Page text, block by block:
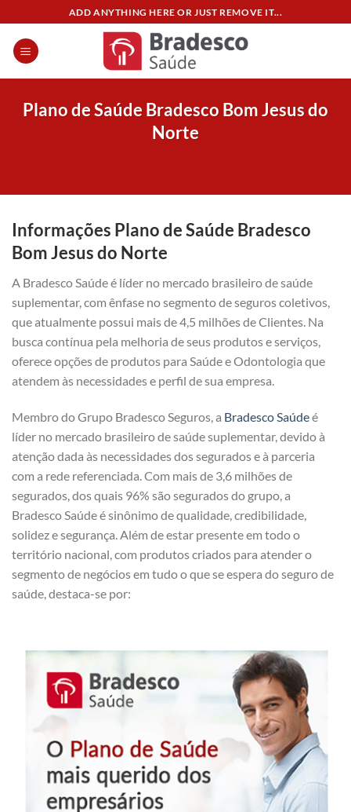
content
ADD ANYTHING HERE OR JUST REMOVE IT...
Plano de Saúde Bradesco Bom Jesus do
Norte
Informações Plano de Saúde Bradesco
Bom Jesus do Norte
A Bradesco Saúde é líder no mercado brasileiro de saúde
suplementar, com ênfase no segmento de seguros coletivos,
que atualmente possui mais de 4,5 milhões de Clientes. Na
busca contínua pela melhoria de seus produtos e serviços,
oferece opções de produtos para Saúde e Odontologia que
atendem às necessidades e perfil de sua empresa.
Membro do Grupo Bradesco Seguros, a Bradesco Saúdeé
líder no mercado brasileiro de saúde suplementar, devido à
atenção dada às necessidades dos segurados e à parceria
com a rede referenciada. Com mais de 3,6 milhões de
segurados, dos quais 96% são segurados do grupo, a
Bradesco Saúde é sinônimo de qualidade, credibilidade,
solidez e segurança. Além de estar presente em todo o
território nacional, com produtos criados para atender o
segmento de negócios em tudo o que se espera do seguro de
saúde, destaca-se por: